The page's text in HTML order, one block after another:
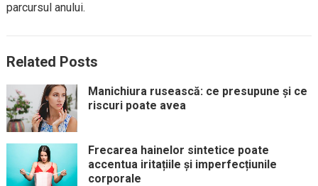
parcursul anului.
Related Posts
Manichiura rusească: ce presupune și ce
riscuri poate avea
Frecarea hainelor sintetice poate
accentua iritațiile și imperfecțiunile
corporale